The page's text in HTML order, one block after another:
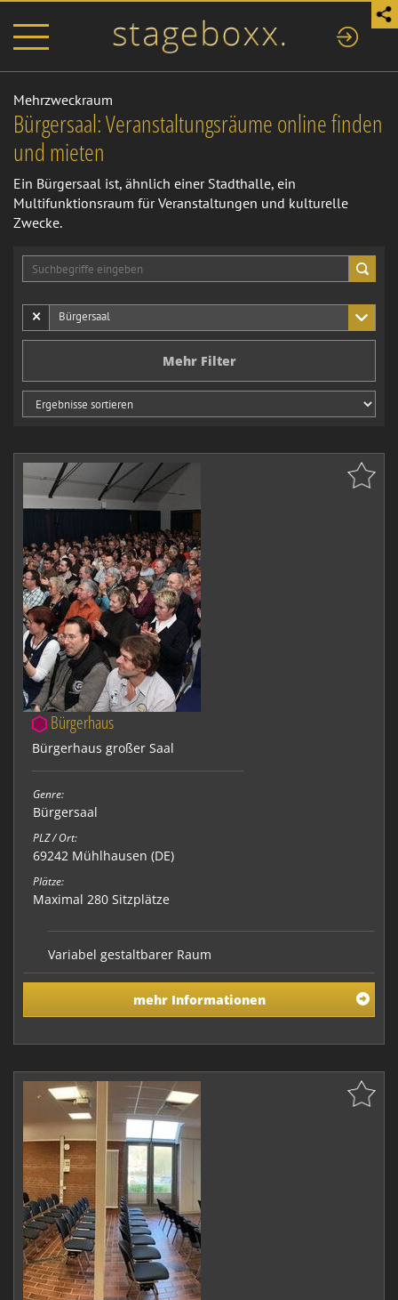
Mehrzweckraum
Bürgersaal: Veranstaltungsräume online finden
und mieten
Ein Bürgersaal ist, ähnlich einer Stadthalle, ein
Multifunktionsraum für Veranstaltungen und kulturelle
Zwecke.
× Bürgersaal
Mehr Filter
Bürgerhaus
Bürgerhaus großer Saal
Genre:
Bürgersaal
PLZ / Ort:
69242 Mühlhausen (DE)
Plätze:
Maximal 280 Sitzplätze
Variabel gestaltbarer Raum
mehr Informationen